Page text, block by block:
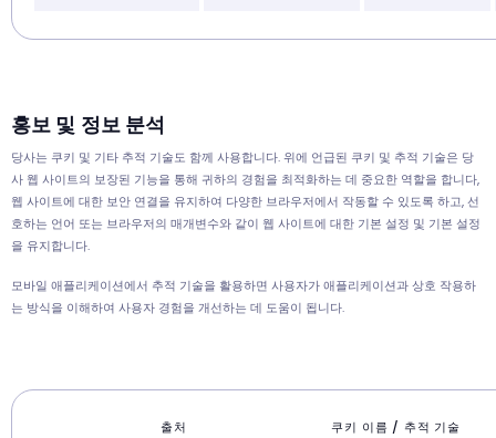
홍보 및 정보 분석
당사는 쿠키 및 기타 추적 기술도 함께 사용합니다. 위에 언급된 쿠키 및 추적 기술은 당
사 웹 사이트의 보장된 기능을 통해 귀하의 경험을 최적화하는 데 중요한 역할을 합니다,
웹 사이트에 대한 보안 연결을 유지하여 다양한 브라우저에서 작동할 수 있도록 하고, 선
호하는 언어 또는 브라우저의 매개변수와 같이 웹 사이트에 대한 기본 설정 및 기본 설정
을 유지합니다.
모바일 애플리케이션에서 추적 기술을 활용하면 사용자가 애플리케이션과 상호 작용하
는 방식을 이해하여 사용자 경험을 개선하는 데 도움이 됩니다.
출처 쿠키 이름 / 추적 기술